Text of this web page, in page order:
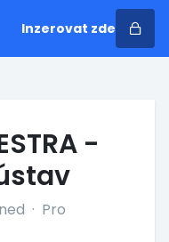
Inzerovat zde
-
· Pro